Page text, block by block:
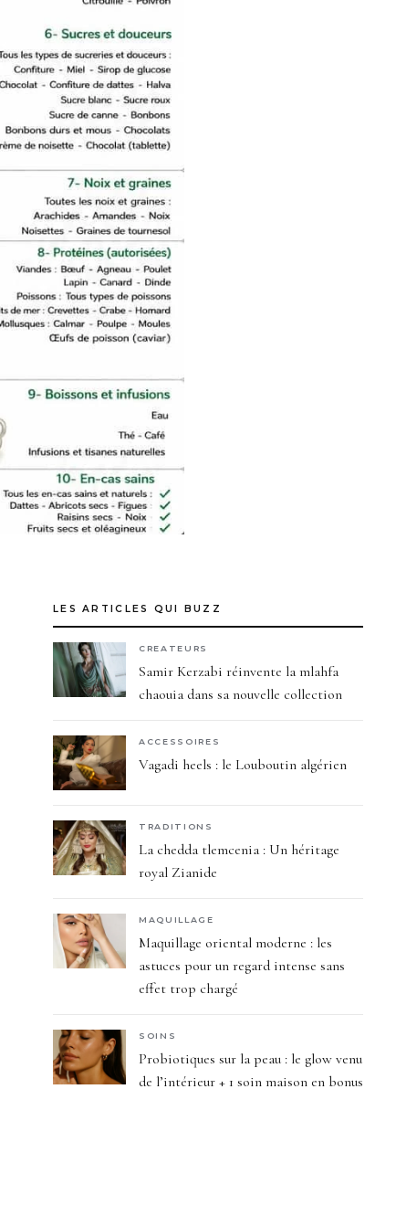
LES ARTICLES QUI BUZZ
CREATEURS
Samir Kerzabi réinvente la mlahfa
chaouia dans sa nouvelle collection
ACCESSOIRES
Vagadi heels : le Louboutin algérien
TRADITIONS
La chedda tlemcenia : Un héritage
royal Zianide
MAQUILLAGE
Maquillage oriental moderne : les
astuces pour un regard intense sans
effet trop chargé
SOINS
Probiotiques sur la peau : le glow venu
de l’intérieur + 1 soin maison en bonus